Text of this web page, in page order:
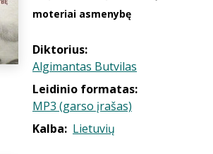
moteriai asmenybę
Diktorius:
Algimantas Butvilas
Leidinio formatas:
MP3 (garso įrašas)
Kalba: Lietuvių